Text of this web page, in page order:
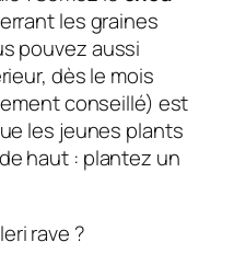
les graines
pouvez aussi
dès le mois
conseillé) est
les jeunes plants
haut : plantez un
rave ?